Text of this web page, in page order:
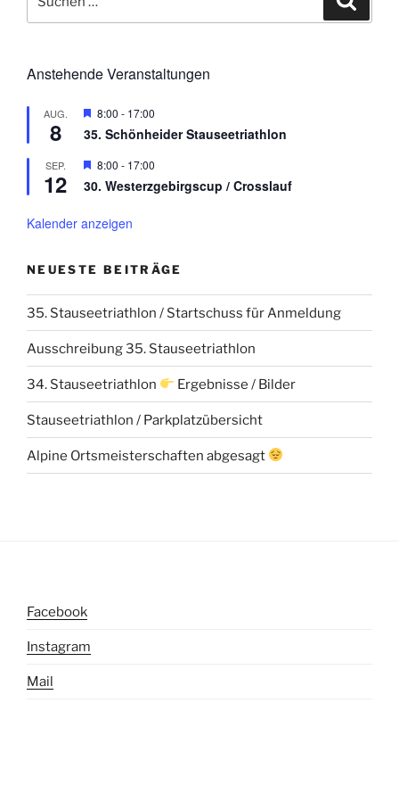
nach:
Anstehende Veranstaltungen
AUG.
8
H
r
o
r
h
8:00 - 17:00
35. Schönheider Stauseetriathlon
SEP.
12
H
r
o
o
e
n
8:00 - 17:00
30. Westerzgebirgscup / Crosslauf
Kalender anzeigen
NEUESTE BEITRÄGE
35. Stauseetriathlon / Startschuss für Anmeldung
Ausschreibung 35. Stauseetriathlon
34. Stauseetriathlon Ergebnisse / Bilder
Stauseetriathlon / Parkplatzübersicht
Alpine Ortsmeisterschaften abgesagt
Facebook
Instagram
Mail